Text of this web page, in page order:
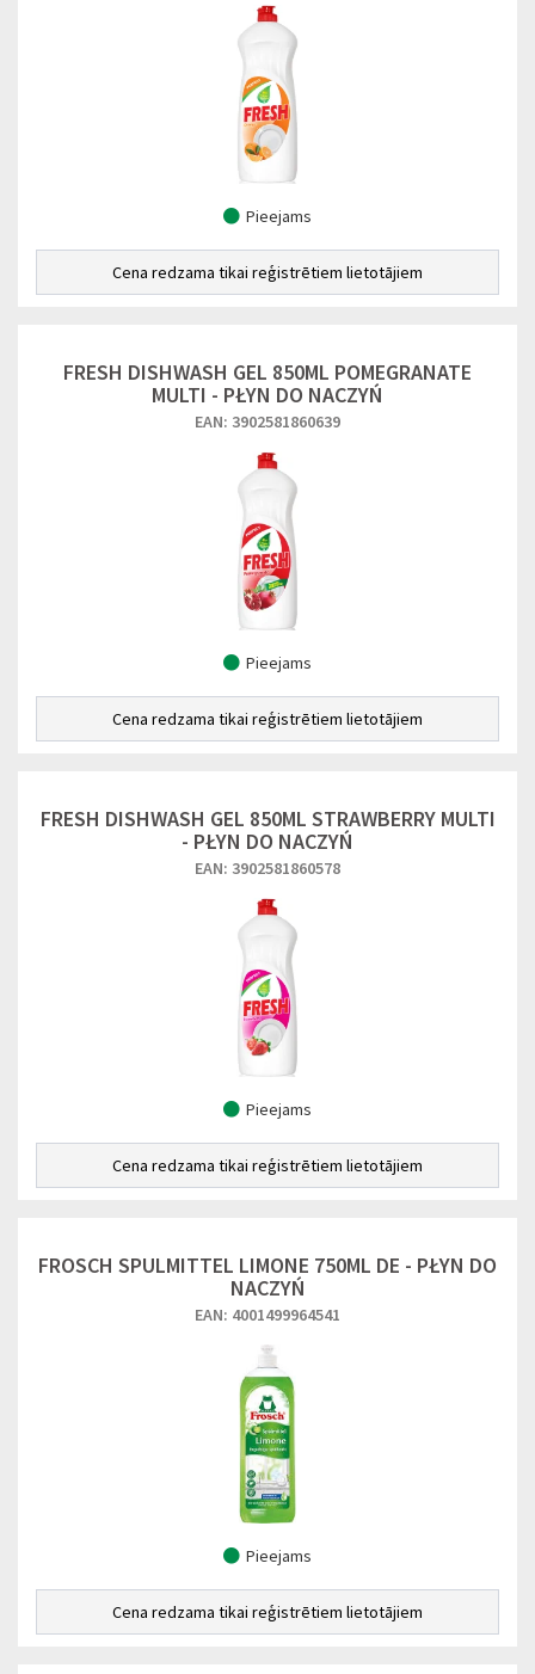
Pieejams
Cena redzama tikai reģistrētiem lietotājiem
FRESH DISHWASH GEL 850ML POMEGRANATE
MULTI - PŁYN DO NACZYŃ
EAN: 3902581860639
Pieejams
Cena redzama tikai reģistrētiem lietotājiem
FRESH DISHWASH GEL 850ML STRAWBERRY MULTI
- PŁYN DO NACZYŃ
EAN: 3902581860578
Pieejams
Cena redzama tikai reģistrētiem lietotājiem
FROSCH SPULMITTEL LIMONE 750ML DE - PŁYN DO
NACZYŃ
EAN: 4001499964541
Pieejams
Cena redzama tikai reģistrētiem lietotājiem